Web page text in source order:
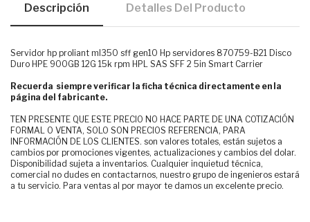
Descripción Detalles Del Producto
Servidor hp proliant ml350 sff gen10 Hp servidores 870759-B21 Disco
Duro HPE 900GB 12G 15k rpm HPL SAS SFF 2 5in Smart Carrier
Recuerda siempre verificar la ficha técnica directamente en la
página del fabricante.
TEN PRESENTE QUE ESTE PRECIO NO HACE PARTE DE UNA COTIZACIÓN
FORMAL O VENTA, SOLO SON PRECIOS REFERENCIA, PARA
INFORMACIÓN DE LOS CLIENTES. son valores totales, están sujetos a
cambios por promociones vigentes, actualizaciones y cambios del dolar.
Disponibilidad sujeta a inventarios. Cualquier inquietud técnica,
comercial no dudes en contactarnos, nuestro grupo de ingenieros estará
a tu servicio. Para ventas al por mayor te damos un excelente precio.